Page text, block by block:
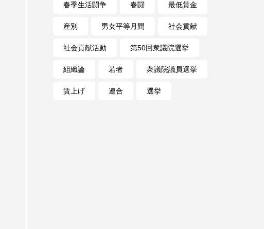
春季生活闘争 春闘 最低賃金
産別 男女平等月間 社会貢献
社会貢献活動 第50回衆議院選挙
組織論 若者 衆議院議員選挙
賃上げ 連合 選挙